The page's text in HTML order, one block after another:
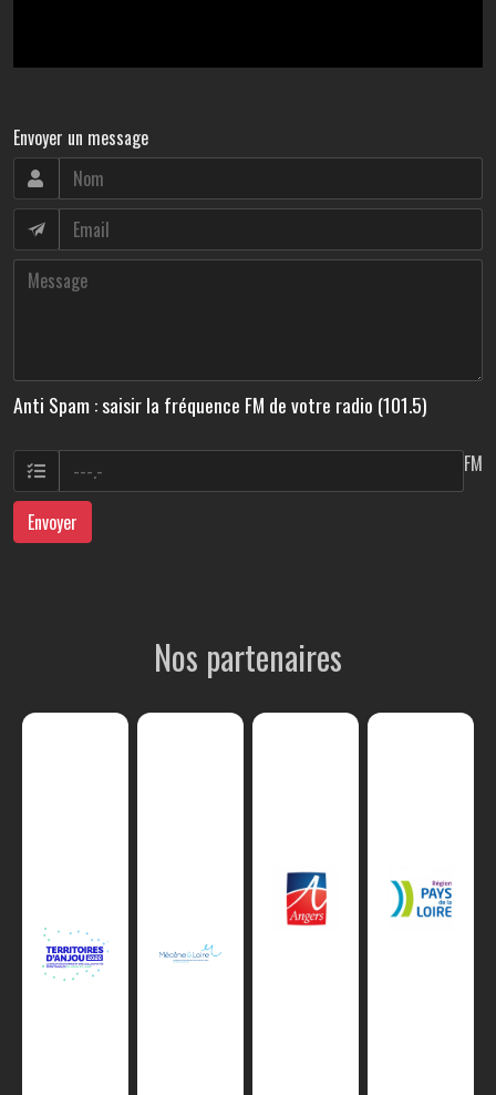
Envoyer un message
Anti Spam : saisir la fréquence FM de votre radio (101.5)
FM
Envoyer
Nos partenaires